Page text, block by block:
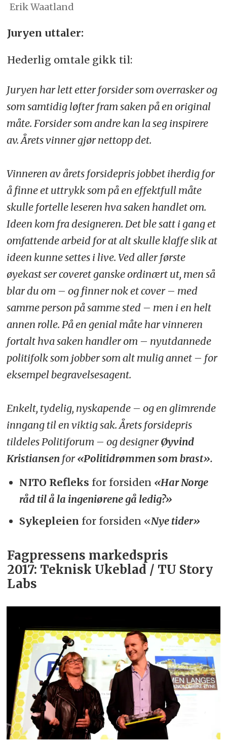
Erik Waatland
Juryen uttaler:
Hederlig omtale gikk til:
Juryen har lett etter forsider som overrasker og
som samtidig løfter fram saken på en original
måte. Forsider som andre kan la seg inspirere
av. Årets vinner gjør nettopp det.
Vinneren av årets forsidepris jobbet iherdig for
å finne et uttrykk som på en effektfull måte
skulle fortelle leseren hva saken handlet om.
Ideen kom fra designeren. Det ble satt i gang et
omfattende arbeid for at alt skulle klaffe slik at
ideen kunne settes i live. Ved aller første
øyekast ser coveret ganske ordinært ut, men så
blar du om – og finner nok et cover – med
samme person på samme sted – men i en helt
annen rolle. På en genial måte har vinneren
fortalt hva saken handler om – nyutdannede
politifolk som jobber som alt mulig annet – for
eksempel begravelsesagent.
Enkelt, tydelig, nyskapende – og en glimrende
inngang til en viktig sak. Årets forsidepris
tildeles Politiforum – og designerØyvind
Kristiansen for«Politidrømmen som brast».
NITO Refleks for forsiden «Har Norge
råd til å la ingeniørene gå ledig?»
Sykepleien for forsiden «Nye tider»
Fagpressens markedspris
2017: Teknisk Ukeblad / TU Story
Labs